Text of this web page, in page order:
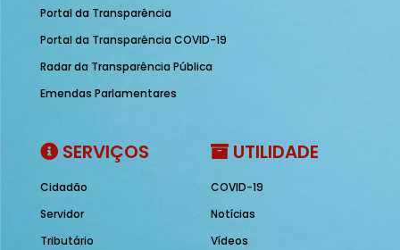
Portal da Transparência
Portal da Transparência COVID-19
Radar da Transparência Pública
Emendas Parlamentares
SERVIÇOS
Cidadão
Servidor
Tributário
UTILIDADE
COVID-19
Notícias
Vídeos